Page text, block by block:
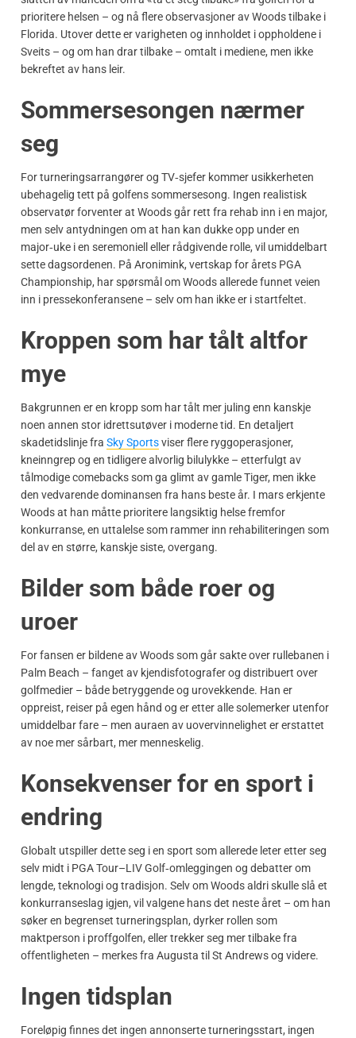
prioritere helsen – og nå flere observasjoner av Woods tilbake i
Florida. Utover dette er varigheten og innholdet i oppholdene i
Sveits – og om han drar tilbake – omtalt i mediene, men ikke
bekreftet av hans leir.
Sommersesongen nærmer
seg
For turneringsarrangører og TV‑sjefer kommer usikkerheten
ubehagelig tett på golfens sommersesong. Ingen realistisk
observatør forventer at Woods går rett fra rehab inn i en major,
men selv antydningen om at han kan dukke opp under en
major‑uke i en seremoniell eller rådgivende rolle, vil umiddelbart
sette dagsordenen. På Aronimink, vertskap for årets PGA
Championship, har spørsmål om Woods allerede funnet veien
inn i pressekonferansene – selv om han ikke er i startfeltet.
Kroppen som har tålt altfor
mye
Bakgrunnen er en kropp som har tålt mer juling enn kanskje
noen annen stor idrettsutøver i moderne tid. En detaljert
skadetidslinje fra Sky Sportsviser flere ryggoperasjoner,
kneinngrep og en tidligere alvorlig bilulykke – etterfulgt av
tålmodige comebacks som ga glimt av gamle Tiger, men ikke
den vedvarende dominansen fra hans beste år. I mars erkjente
Woods at han måtte prioritere langsiktig helse fremfor
konkurranse, en uttalelse som rammer inn rehabiliteringen som
del av en større, kanskje siste, overgang.
Bilder som både roer og
uroer
For fansen er bildene av Woods som går sakte over rullebanen i
Palm Beach – fanget av kjendisfotografer og distribuert over
golfmedier – både betryggende og urovekkende. Han er
oppreist, reiser på egen hånd og er etter alle solemerker utenfor
umiddelbar fare – men auraen av uovervinnelighet er erstattet
av noe mer sårbart, mer menneskelig.
Konsekvenser for en sport i
endring
Globalt utspiller dette seg i en sport som allerede leter etter seg
selv midt i PGA Tour–LIV Golf‑omleggingen og debatter om
lengde, teknologi og tradisjon. Selv om Woods aldri skulle slå et
konkurranseslag igjen, vil valgene hans det neste året – om han
søker en begrenset turneringsplan, dyrker rollen som
maktperson i proffgolfen, eller trekker seg mer tilbake fra
offentligheten – merkes fra Augusta til St Andrews og videre.
Ingen tidsplan
Foreløpig finnes det ingen annonserte turneringsstart, ingen